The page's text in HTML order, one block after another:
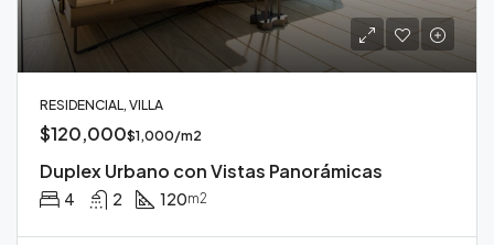
RESIDENCIAL, VILLA
$120,000$1,000/m2
Duplex Urbano con Vistas Panorámicas
4 2 120m2